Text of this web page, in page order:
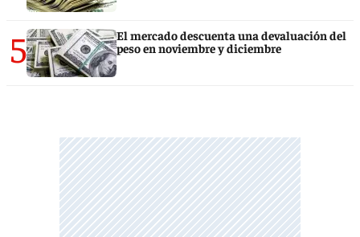
5
El mercado descuenta una devaluación del
peso en noviembre y diciembre